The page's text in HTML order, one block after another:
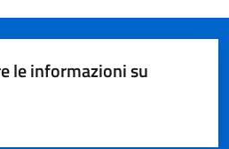
le informazioni su